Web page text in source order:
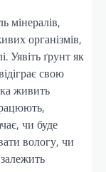
мінералів,
організмів,
Уявіть ґрунт як
свою
живить
чи буде
вологу, чи